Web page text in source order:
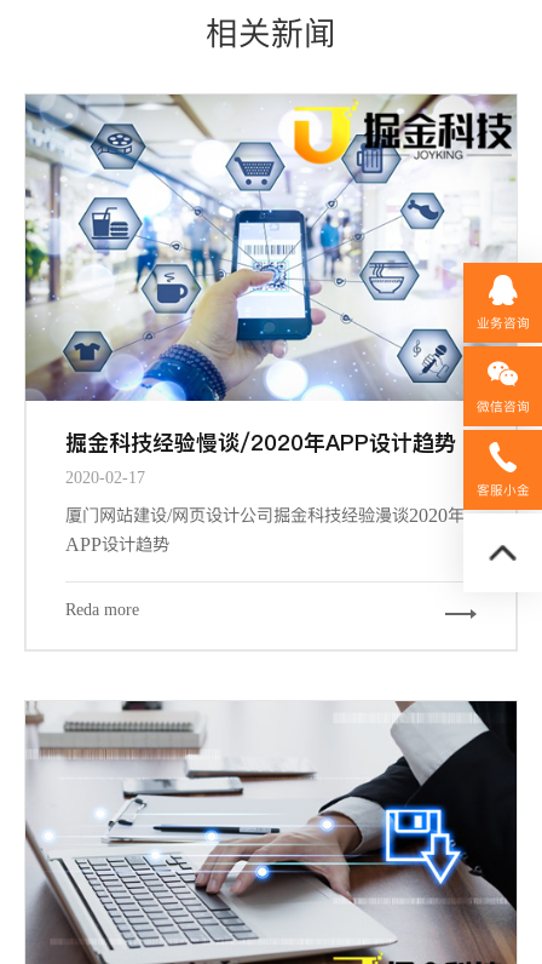
业务咨询
微信咨询
客服小金
相关新闻
掘金科技经验慢谈/2020年APP设计趋势
2020-02-17
厦门网站建设/网页设计公司掘金科技经验漫谈2020年
APP设计趋势
Reda more